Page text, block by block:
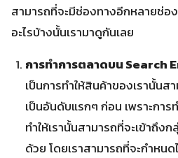
สามารถที่จะมีช่องทางอีกหลายช่อ
อะไรบ้างนั้นเรามาดูกันเลย
การทำการตลาดบน Search
เป็นการทำให้สินค้าของเรานั้นส
เป็นอันดับแรกๆ ก่อน เพราะกา
ทำให้เรานั้นสามารถที่จะเข้าถึง
ด้วย โดยเราสามารถที่จะกำหนด